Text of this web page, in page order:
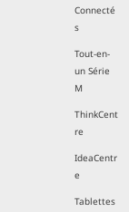
Connecté
s
Tout-en-
un Série
M
ThinkCent
re
IdeaCentr
e
Tablettes